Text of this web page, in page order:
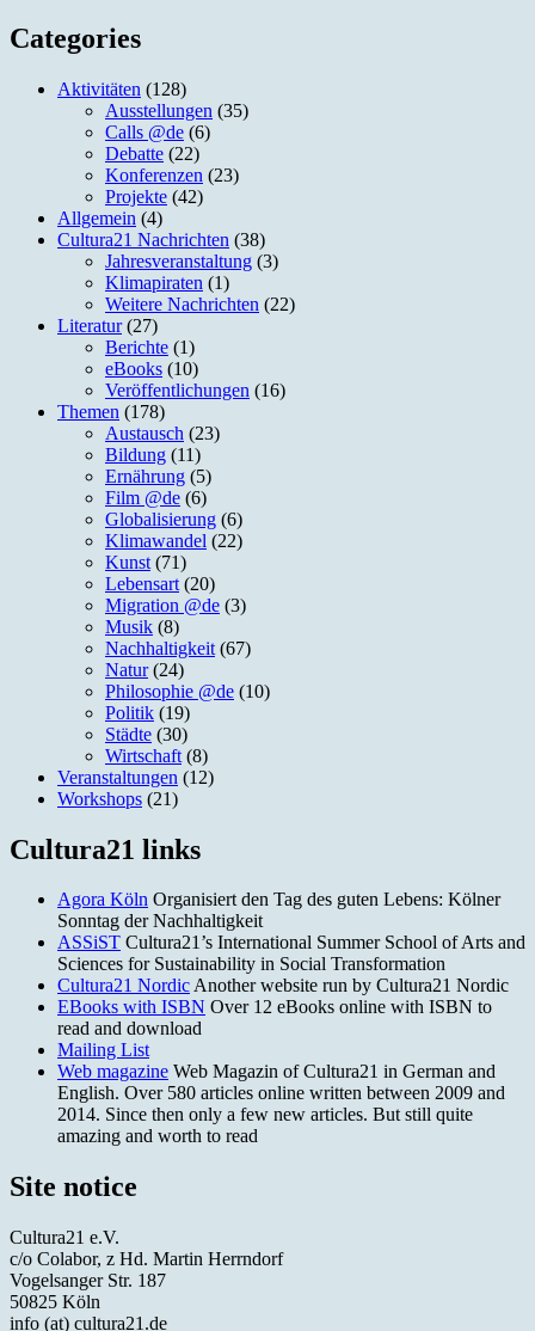
Categories
Aktivitäten (128)
Ausstellungen (35)
Calls @de (6)
Debatte (22)
Konferenzen (23)
Projekte (42)
Allgemein (4)
Cultura21 Nachrichten (38)
Jahresveranstaltung (3)
Klimapiraten (1)
Weitere Nachrichten (22)
Literatur(27)
Berichte (1)
eBooks (10)
Veröffentlichungen (16)
Themen (178)
Austausch (23)
Bildung (11)
Ernährung (5)
Film @de (6)
Globalisierung (6)
Klimawandel (22)
Kunst (71)
Lebensart (20)
Migration @de (3)
Musik (8)
Nachhaltigkeit (67)
Natur(24)
Philosophie @de (10)
Politik (19)
Städte (30)
Wirtschaft (8)
Veranstaltungen (12)
Workshops (21)
Cultura21 links
Agora Köln Organisiert den Tag des guten Lebens: Kölner
Sonntag der Nachhaltigkeit
ASSiST Cultura21’s International Summer School of Arts and
Sciences for Sustainability in Social Transformation
Cultura21 NordicAnother website run by Cultura21 Nordic
EBooks with ISBN Over 12 eBooks online with ISBN to
read and download
Mailing List
Web magazine Web Magazin of Cultura21 in German and
English. Over 580 articles online written between 2009 and
2014. Since then only a few new articles. But still quite
amazing and worth to read
Site notice
Cultura21 e.V.
c/o Colabor, z Hd. Martin Herrndorf
Vogelsanger Str. 187
50825 Köln
info (at) cultura21.de